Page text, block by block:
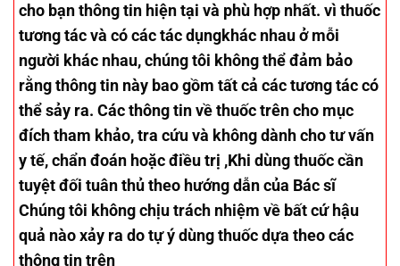
cho bạn thông tin hiện tại và phù hợp nhất. vì thuốc
tương tác và có các tác dụngkhác nhau ở mỗi
người khác nhau, chúng tôi không thể đảm bảo
rằng thông tin này bao gồm tất cả các tương tác có
thể sảy ra. Các thông tin về thuốc trên cho mục
đích tham khảo, tra cứu và không dành cho tư vấn
y tế, chẩn đoán hoặc điều trị ,Khi dùng thuốc cần
tuyệt đối tuân thủ theo hướng dẫn của Bác sĩ
Chúng tôi không chịu trách nhiệm về bất cứ hậu
quả nào xảy ra do tự ý dùng thuốc dựa theo các
thông tin trên